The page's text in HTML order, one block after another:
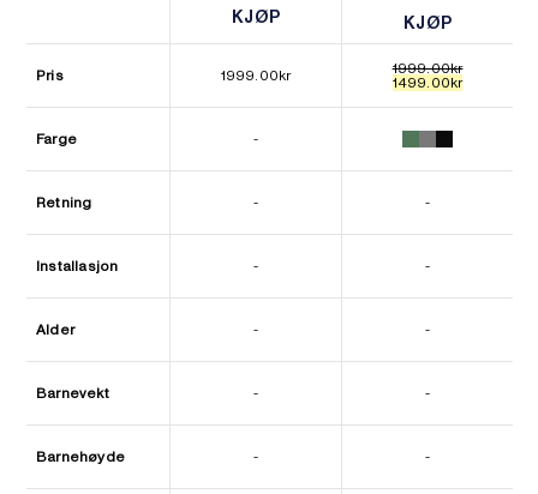
KJØP
KJØP
KJØP
Pris 1999.00kr 1999.00kr
Opprinnelig
pris
var:
1499.00kr
pris
er:
Farge
-
Retning - -
Installasjon - -
Alder - -
Barnevekt - -
Barnehøyde - -